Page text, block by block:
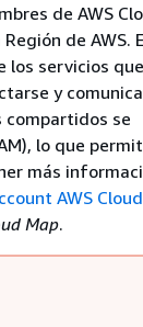
de AWS
de AWS.
los servicios
y
compartidos se
lo que
más
AWS
Map.